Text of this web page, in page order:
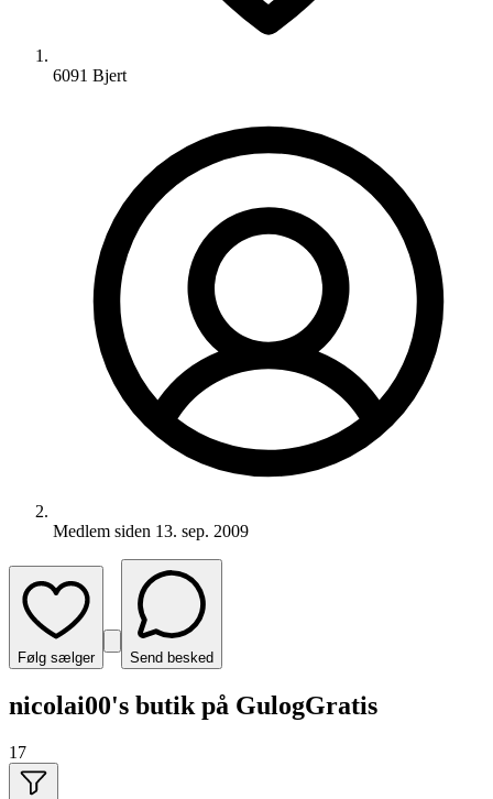
6091 Bjert
Medlem siden 13. sep. 2009
Følg sælger Send besked
nicolai00's butik på GulogGratis
17